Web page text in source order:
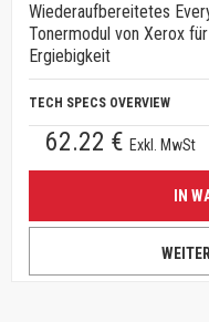
Wiederaufbereitetes
Tonermodul von Xerox
Ergiebigkeit
TECH SPECS OVERVIEW
62.22 € Exkl. MwSt
IN